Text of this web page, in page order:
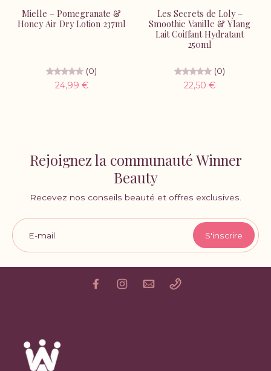
Mielle – Pomegranate &
Honey Air Dry Lotion 237ml
(0)
24,99 €
Les Secrets de Loly –
Smoothie Vanille & Ylang
Lait Coiffant Hydratant
250ml
(0)
22,50 €
Rejoignez la communauté Winner
Beauty
Recevez nos conseils beauté et offres exclusives.
E-mail S'inscrire